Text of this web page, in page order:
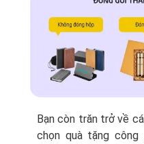
Bạn còn trăn trở về
chọn quà tặng